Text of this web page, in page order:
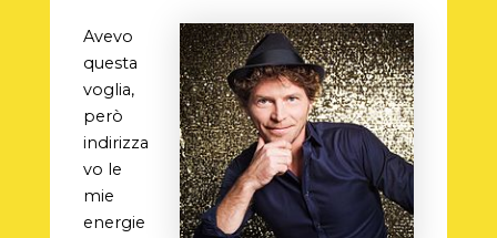
Avevo
questa
voglia,
però
indirizza
vo le
mie
energie